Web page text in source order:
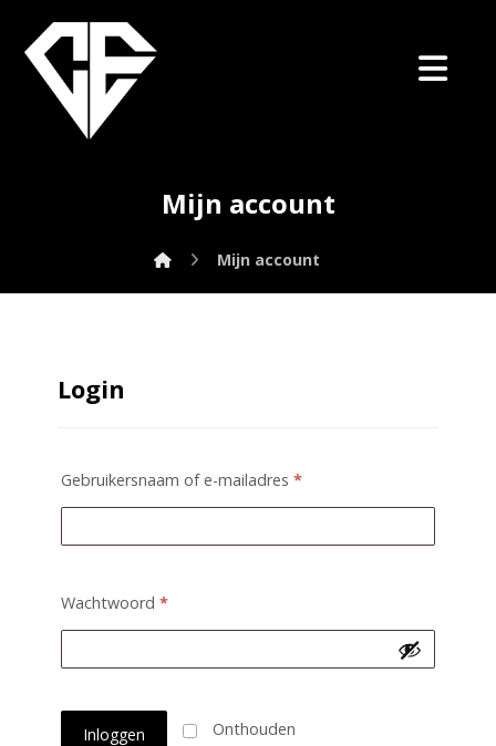
Mijn account
Mijn account
Login
Gebruikersnaam of e-mailadres*
Wachtwoord*
Onthouden
Inloggen